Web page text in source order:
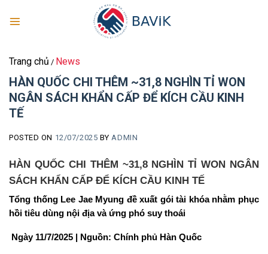
Trang chủ / News
HÀN QUỐC CHI THÊM ~31,8 NGHÌN TỈ WON
NGÂN SÁCH KHẨN CẤP ĐỂ KÍCH CẦU KINH
TẾ
POSTED ON 12/07/2025 BYADMIN
HÀN QUỐC CHI THÊM ~31,8 NGHÌN TỈ WON NGÂN
SÁCH KHẨN CẤP ĐỂ KÍCH CẦU KINH TẾ
Tổng thống Lee Jae Myung đề xuất gói tài khóa nhằm phục
hồi tiêu dùng nội địa và ứng phó suy thoái
Ngày 11/7/2025 | Nguồn: Chính phủ Hàn Quốc